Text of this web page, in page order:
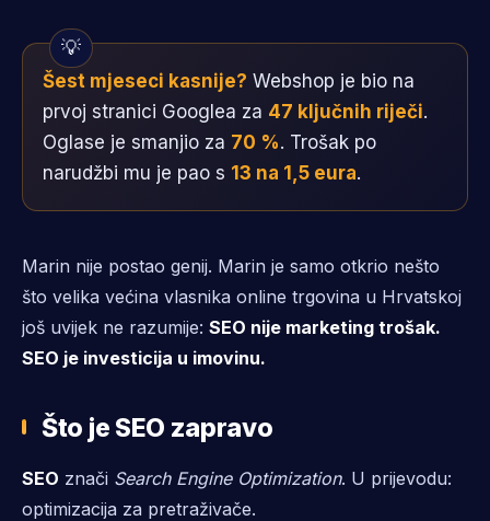
Šest mjeseci kasnije? Webshop je bio na
prvoj stranici Googlea za 47 ključnih riječi.
Oglase je smanjio za 70 %. Trošak po
narudžbi mu je pao s 13 na 1,5 eura.
Marin nije postao genij. Marin je samo otkrio nešto
što velika većina vlasnika online trgovina u Hrvatskoj
još uvijek ne razumije: SEO nije marketing trošak.
SEO je investicija u imovinu.
Što je SEO zapravo
SEO znači Search Engine Optimization. U prijevodu:
optimizacija za pretraživače.